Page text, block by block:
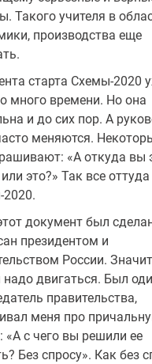
Такого учителя в
производства еще
старта Схемы-2020
много времени. Но она
и до сих пор. А
меняются.
«А откуда вы
это?» Так все
документ был
президентом и
России.
надо двигаться. Был
правительства,
меня про
«А с чего вы решили ее
Без спросу». Как без